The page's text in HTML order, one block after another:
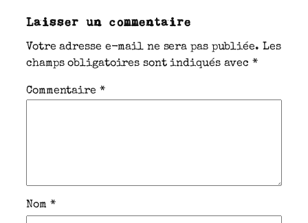
Laisser un commentaire
Votre adresse e-mail ne sera pas publiée. Les
champs obligatoires sont indiqués avec*
Commentaire *
Nom *